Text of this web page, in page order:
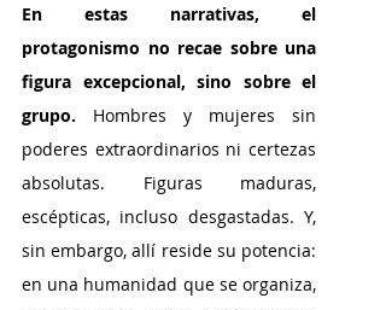
En estas narrativas, el
protagonismo no recae sobre una
figura excepcional, sino sobre el
grupo. Hombres y mujeres sin
poderes extraordinarios ni certezas
absolutas. Figuras maduras,
escépticas, incluso desgastadas. Y,
sin embargo, allí reside su potencia:
en una humanidad que se organiza,